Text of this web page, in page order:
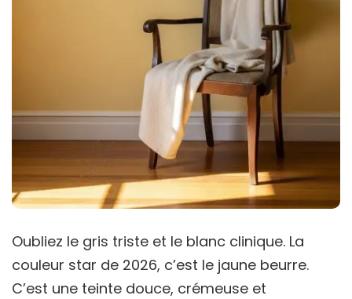
Oubliez le gris triste et le blanc clinique. La
couleur star de 2026, c’est le jaune beurre.
C’est une teinte douce, crémeuse et